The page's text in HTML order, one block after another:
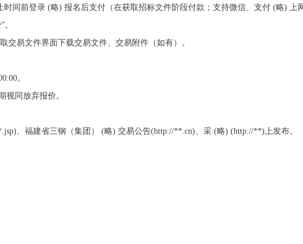
间前登录 (略) 报名后支付（在获取招标文件阶段付款；支持微信、支付 (略) 上
交易文件界面下载交易文件、交易附件（如有）。
。
视同放弃报价。
、福建省三钢（集团） (略) 交易公告(http://**.cn)、采 (略) (http://**)上发布。